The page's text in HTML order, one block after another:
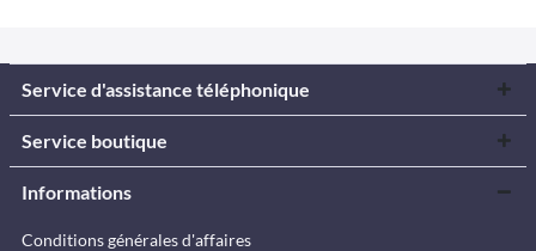
Service d'assistance téléphonique
Service boutique
Informations
Conditions générales d'affaires